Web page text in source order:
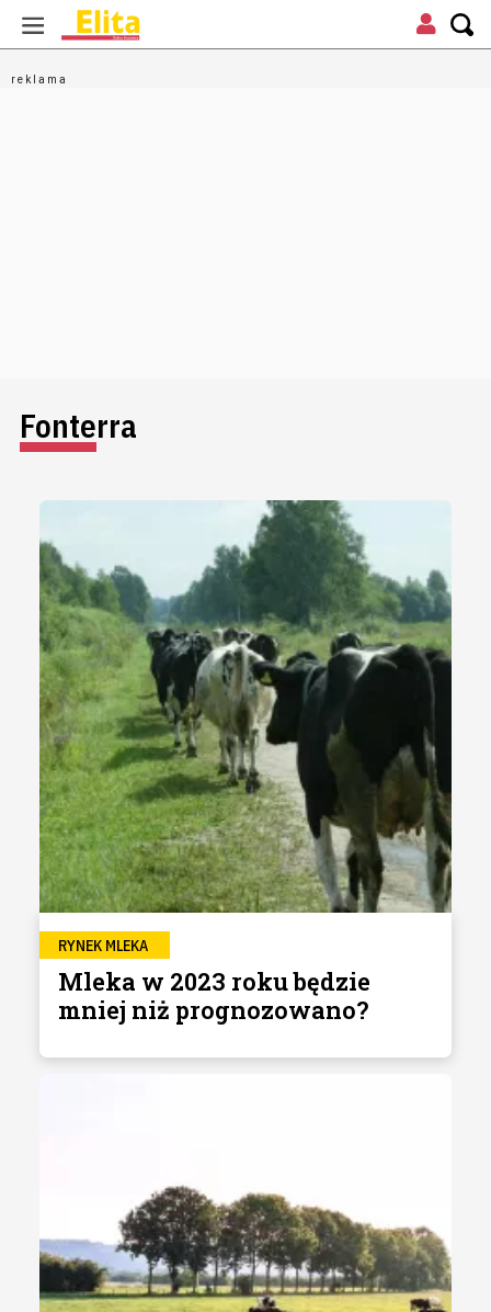
Fonterra
RYNEK MLEKA
Mleka w 2023 roku będzie
mniej niż prognozowano?